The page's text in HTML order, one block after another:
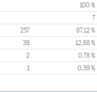
100 %
7
257 87,12 %
38 12,88 %
2 0,78 %
1 0,39 %